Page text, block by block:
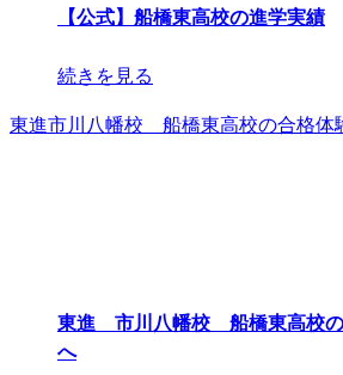
【公式】船橋東高校の進学実績
続きを見る
東進市川八幡校 船橋東高校の合格体
東進 市川八幡校 船橋東高校の
へ